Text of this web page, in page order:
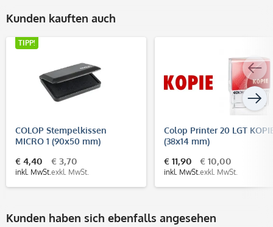
Kunden kauften auch
TIPP!
COLOP Stempelkissen
MICRO 1 (90x50 mm)
€ 4,40
inkl. MwSt.
€ 3,70
exkl. MwSt.
Colop Printer 20 LGT
(38x14 mm)
€ 11,90
inkl. MwSt.
€ 10,00
exkl. MwSt.
Kunden haben sich ebenfalls angesehen